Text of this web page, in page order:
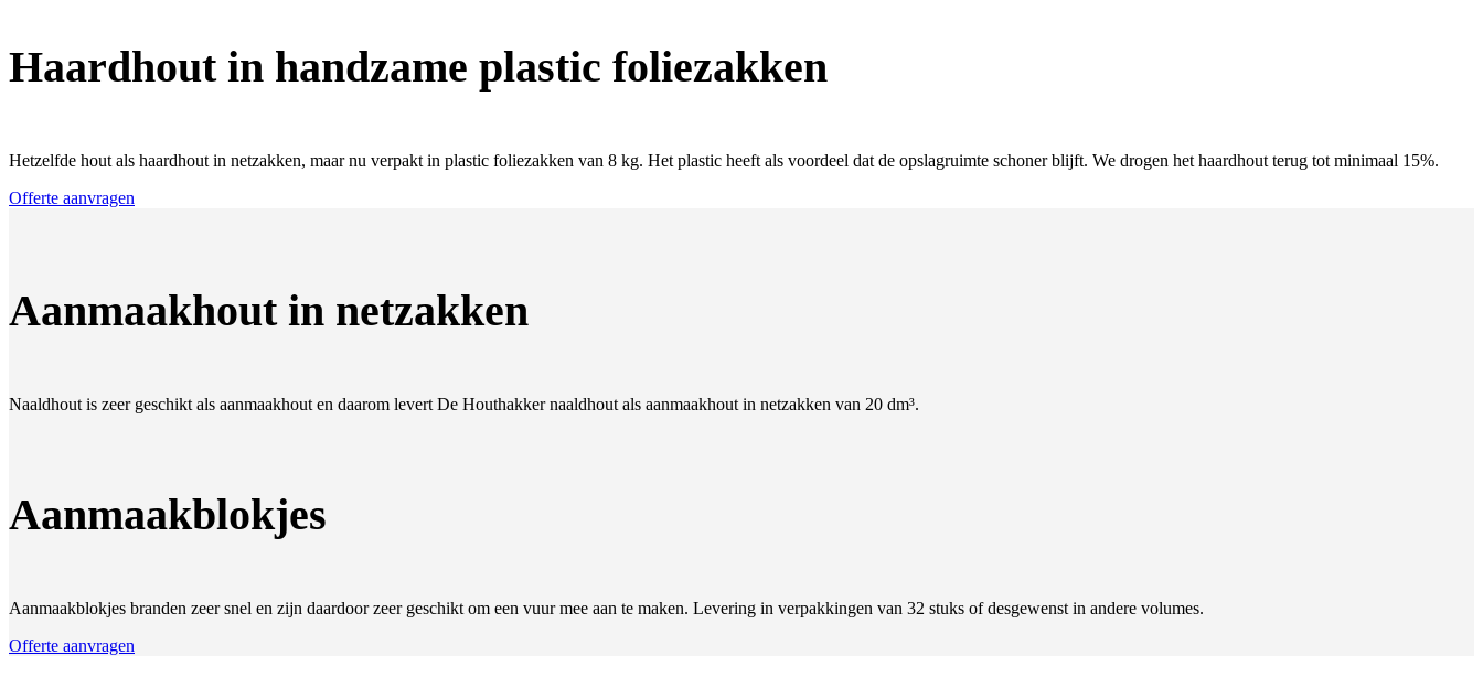
Haardhout in handzame plastic foliezakken
Hetzelfde hout als haardhout in netzakken, maar nu verpakt in plastic foliezakken van 8 kg. Het plastic heeft als voordeel dat de opslagruimte schoner blijft. We drogen het haardhout terug tot minimaal 15%.
Offerte aanvragen
Aanmaakhout in netzakken
Naaldhout is zeer geschikt als aanmaakhout en daarom levert De Houthakker naaldhout als aanmaakhout in netzakken van 20 dm³.
Aanmaakblokjes
Aanmaakblokjes branden zeer snel en zijn daardoor zeer geschikt om een vuur mee aan te maken. Levering in verpakkingen van 32 stuks of desgewenst in andere volumes.
Offerte aanvragen